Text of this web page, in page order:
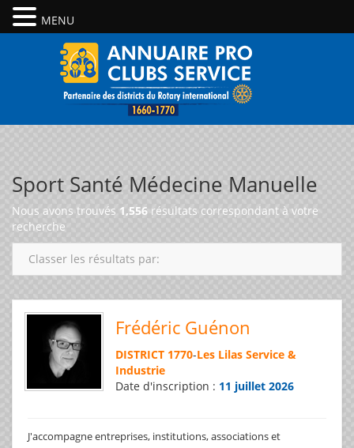
Sport Santé Médecine Manuelle
Nous avons trouvés 1,556 résultats correspondant à votre
recherche
Classer les résultats par:
Frédéric Guénon
DISTRICT 1770-Les Lilas Service &
Industrie
Date d'inscription : 11 juillet 2026
J'accompagne entreprises, institutions, associations et
MENU